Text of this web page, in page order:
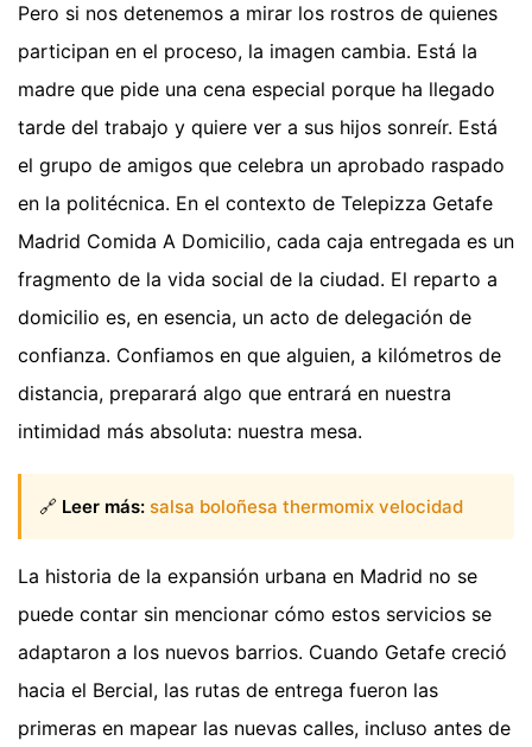
Pero si nos detenemos a mirar los rostros de quienes
participan en el proceso, la imagen cambia. Está la
madre que pide una cena especial porque ha llegado
tarde del trabajo y quiere ver a sus hijos sonreír. Está
el grupo de amigos que celebra un aprobado raspado
en la politécnica. En el contexto de Telepizza Getafe
Madrid Comida A Domicilio, cada caja entregada es un
fragmento de la vida social de la ciudad. El reparto a
domicilio es, en esencia, un acto de delegación de
confianza. Confiamos en que alguien, a kilómetros de
distancia, preparará algo que entrará en nuestra
intimidad más absoluta: nuestra mesa.
🔗 Leer más: salsa boloñesa thermomix velocidad
La historia de la expansión urbana en Madrid no se
puede contar sin mencionar cómo estos servicios se
adaptaron a los nuevos barrios. Cuando Getafe creció
hacia el Bercial, las rutas de entrega fueron las
primeras en mapear las nuevas calles, incluso antes de